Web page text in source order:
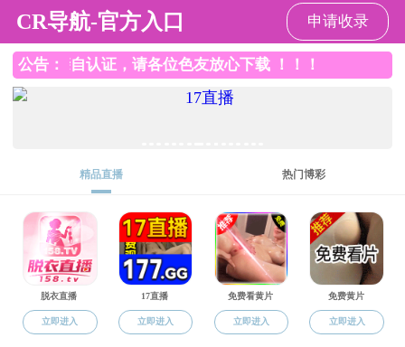
捆绑调教
捆绑调教 系科设置
优质课程